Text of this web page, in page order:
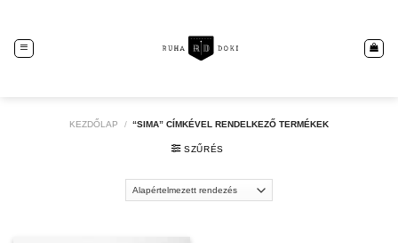
KEZDŐLAP / “SIMA” CÍMKÉVEL RENDELKEZŐ TERMÉKEK
SZŰRÉS